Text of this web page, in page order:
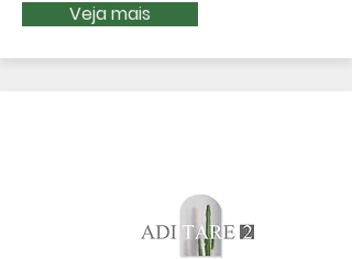
Veja mais